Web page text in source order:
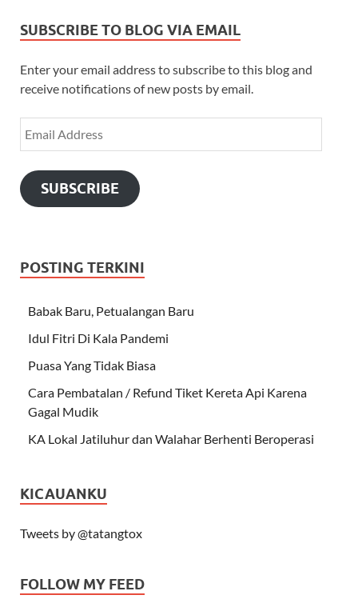
SUBSCRIBE TO BLOG VIA EMAIL
Enter your email address to subscribe to this blog and
receive notifications of new posts by email.
SUBSCRIBE
POSTING TERKINI
Babak Baru, Petualangan Baru
Idul Fitri Di Kala Pandemi
Puasa Yang Tidak Biasa
Cara Pembatalan / Refund Tiket Kereta Api Karena
Gagal Mudik
KA Lokal Jatiluhur dan Walahar Berhenti Beroperasi
KICAUANKU
Tweets by @tatangtox
FOLLOW MY FEED